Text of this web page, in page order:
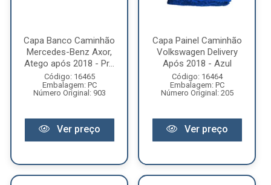
Capa Banco Caminhão
Mercedes-Benz Axor,
Atego após 2018 - Pr...
Código: 16465
Embalagem: PC
Número Original: 903
Ver preço
Capa Painel Caminhão
Volkswagen Delivery
Após 2018 - Azul
Código: 16464
Embalagem: PC
Número Original: 205
Ver preço